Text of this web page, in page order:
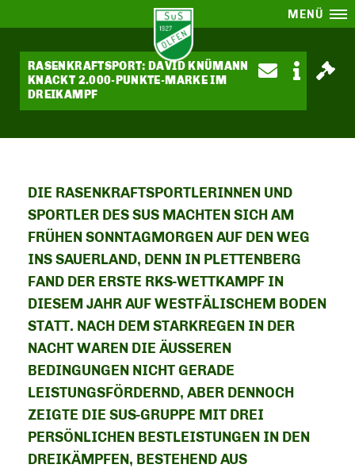
MENÜ
RASENKRAFTSPORT: DAVID KNÜMANN
KNACKT 2.000-PUNKTE-MARKE IM
DREIKAMPF
DIE RASENKRAFTSPORTLERINNEN UND
SPORTLER DES SUS MACHTEN SICH AM
FRÜHEN SONNTAGMORGEN AUF DEN WEG
INS SAUERLAND, DENN IN PLETTENBERG
FAND DER ERSTE RKS-WETTKAMPF IN
DIESEM JAHR AUF WESTFÄLISCHEM BODEN
STATT. NACH DEM STARKREGEN IN DER
NACHT WAREN DIE ÄUSSEREN B
EDINGUNGEN NICHT GERADE L
EISTUNGSFÖRDERND, ABER DENNOCH Z
EIGTE DIE SUS-GRUPPE MIT DREI P
ERSÖNLICHEN BESTLEISTUNGEN IN DEN D
REIKÄMPFEN, BESTEHEND AUS S